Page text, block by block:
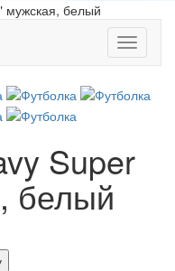
мужская, белый
Toggle
Super
белый